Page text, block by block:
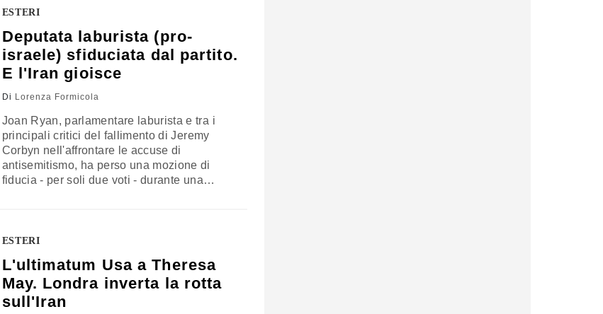
conferenza…
ESTERI
Deputata laburista (pro-
israele) sfiduciata dal partito.
E l'Iran gioisce
Di Lorenza Formicola
Joan Ryan, parlamentare laburista e tra i
principali critici del fallimento di Jeremy
Corbyn nell'affrontare le accuse di
antisemitismo, ha perso una mozione di
fiducia - per soli due voti - durante una
contraddistinta per aver rilasciato…
ESTERI
L'ultimatum Usa a Theresa
May. Londra inverta la rotta
sull'Iran